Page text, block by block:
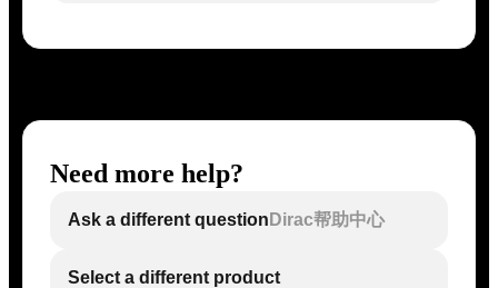
Need more help?
Ask a different question Dirac帮助中心
Select a different product